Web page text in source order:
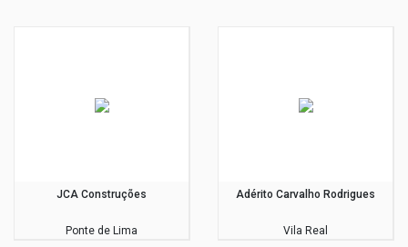
JCA Construções
Ponte de Lima
Adérito Carvalho Rodrigues
Vila Real